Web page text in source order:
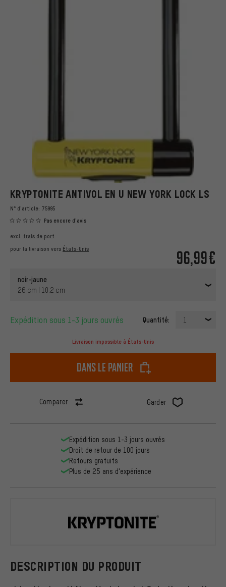
KRYPTONITE ANTIVOL EN U NEW YORK LOCK LS
N° d'article: 75995
Pas encore d'avis
96,99€
excl. frais de port
pour la livraison vers États-Unis
noir-jaune
26 cm | 10.2 cm
Expédition sous 1-3 jours ouvrés Quantité: 1
Livraison impossible à États-Unis
dans le panier
Comparer Garder
DESCRIPTION DU PRODUIT
Expédition sous 1-3 jours ouvrés
Droit de retour de 100 jours
Retours gratuits
Plus de 25 ans d'expérience